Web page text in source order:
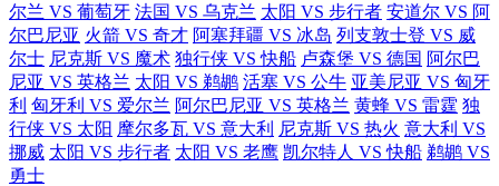
尔兰 VS 葡萄牙 法国 VS 乌克兰 太阳 VS 步行者 安道尔 VS 阿
尔巴尼亚 火箭 VS 奇才 阿塞拜疆 VS 冰岛 列支敦士登 VS 威
尔士 尼克斯 VS 魔术 独行侠 VS 快船 卢森堡 VS 德国 阿尔巴
尼亚 VS 英格兰 太阳 VS 鹈鹕 活塞 VS 公牛 亚美尼亚 VS 匈牙
利 匈牙利 VS 爱尔兰 阿尔巴尼亚 VS 英格兰 黄蜂 VS 雷霆 独
行侠 VS 太阳 摩尔多瓦 VS 意大利 尼克斯 VS 热火 意大利 VS
挪威 太阳 VS 步行者 太阳 VS 老鹰 凯尔特人 VS 快船 鹈鹕 VS
勇士